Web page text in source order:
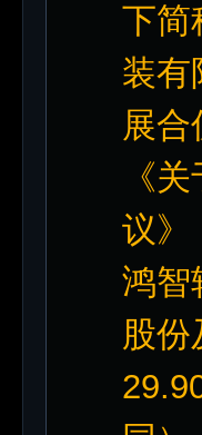
下简
装有
展合
《
议》
鸿智
股